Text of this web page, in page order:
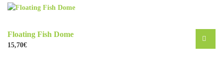
Floating Fish Dome
15,70€